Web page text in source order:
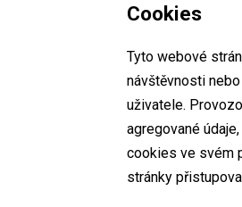
Cookies
Tyto webové
návštěvnosti
uživatele.
agregované
cookies ve svém
stránky